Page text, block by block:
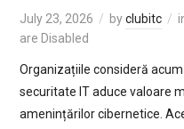
July 23, 2026 byclubitc
are Disabled
Organizațiile consideră
securitate IT aduce valoare
amenințărilor cibernetice.